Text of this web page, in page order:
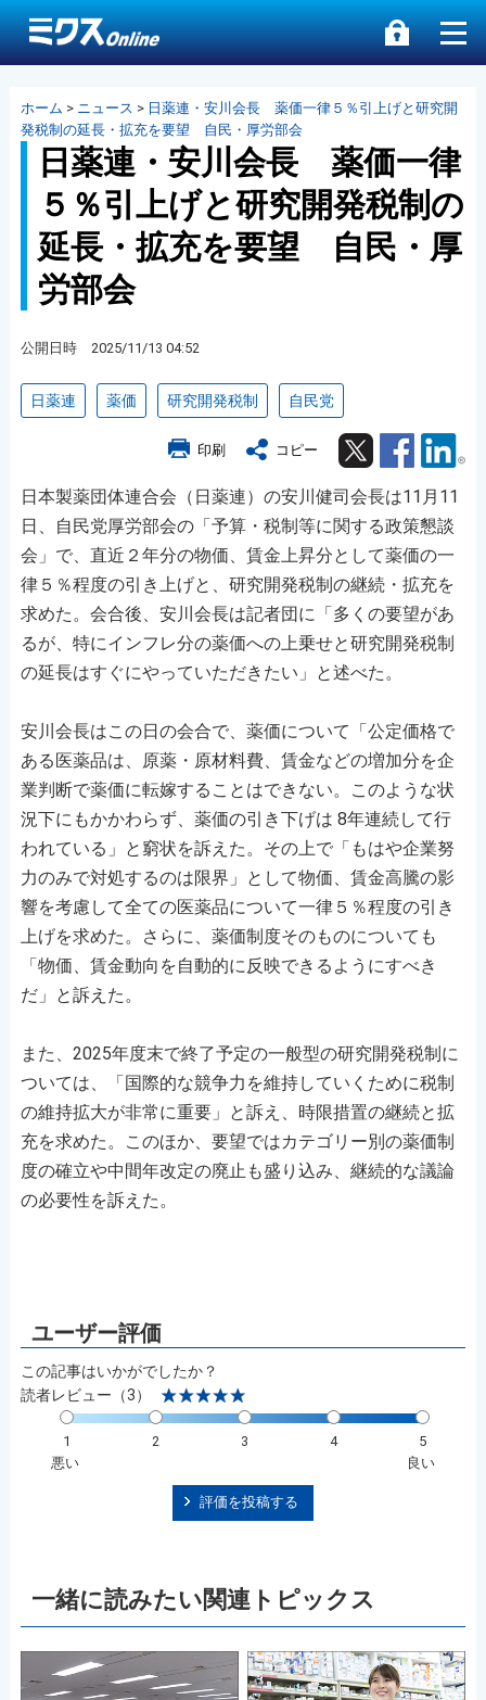
ホーム > ニュース > 日薬連・安川会長 薬価一律５％引上げと研究開
発税制の延長・拡充を要望 自民・厚労部会
日薬連・安川会長 薬価一律
５％引上げと研究開発税制の
延長・拡充を要望 自民・厚
労部会
公開日時 2025/11/13 04:52
日薬連 薬価 研究開発税制 自民党
印刷 コピー Twitter Facebook
日本製薬団体連合会（日薬連）の安川健司会長は11月11
日、自民党厚労部会の「予算・税制等に関する政策懇談
会」で、直近２年分の物価、賃金上昇分として薬価の一
律５％程度の引き上げと、研究開発税制の継続・拡充を
求めた。会合後、安川会長は記者団に「多くの要望があ
るが、特にインフレ分の薬価への上乗せと研究開発税制
の延長はすぐにやっていただきたい」と述べた。
安川会長はこの日の会合で、薬価について「公定価格で
ある医薬品は、原薬・原材料費、賃金などの増加分を企
業判断で薬価に転嫁することはできない。このような状
況下にもかかわらず、薬価の引き下げは 8年連続して行
われている」と窮状を訴えた。その上で「もはや企業努
力のみで対処するのは限界」として物価、賃金高騰の影
響を考慮して全ての医薬品について一律５％程度の引き
上げを求めた。さらに、薬価制度そのものについても
「物価、賃金動向を自動的に反映できるようにすべき
だ」と訴えた。
また、2025年度末で終了予定の一般型の研究開発税制に
ついては、「国際的な競争力を維持していくために税制
の維持拡大が非常に重要」と訴え、時限措置の継続と拡
充を求めた。このほか、要望ではカテゴリー別の薬価制
度の確立や中間年改定の廃止も盛り込み、継続的な議論
の必要性を訴えた。
この記事はいかがでしたか？
読者レビュー（3）
1 2 3 4
5
悪い
良い
評価を投稿する
一緒に読みたい関連トピックス